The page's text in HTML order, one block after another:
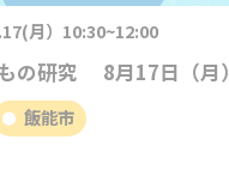
月）10:30~12:00
の研究 8月17日（月）
飯能市